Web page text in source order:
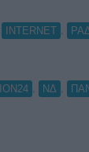
INTERNET
ΝΔ